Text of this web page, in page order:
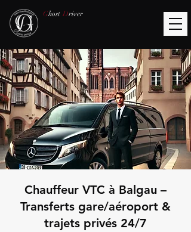
Ghost Driver
Chauffeur VTC à Balgau –
Transferts gare/aéroport &
trajets privés 24/7